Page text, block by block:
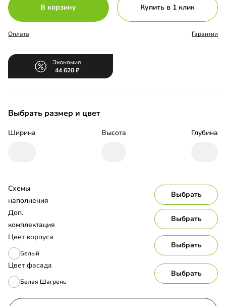
В корзину Купить в 1 клик
Оплата Гарантии
Экономия
44 620
Выбрать размер и цвет
Ширина Высота Глубина
Цвет корпуса
Белый
Выбрать
Цвет фасада
Белая Шагрень
Выбрать
Схемы
наполнения
Выбрать
Доп.
комплектация
Выбрать